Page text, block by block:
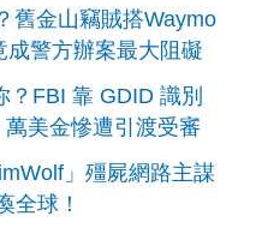
舊金山竊賊搭Waymo
成警方辦案最大阻礙
？FBI 靠 GDID 識別
美金慘遭引渡受審
」殭屍網路主謀
全球！